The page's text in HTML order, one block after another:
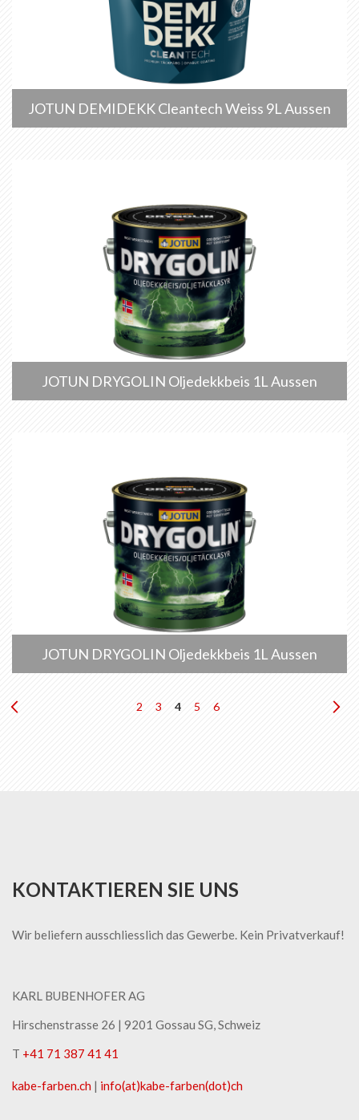
JOTUN DEMIDEKK Cleantech Weiss 9L Aussen
JOTUN DRYGOLIN Oljedekkbeis 1L Aussen
JOTUN DRYGOLIN Oljedekkbeis 1L Aussen
Seite
Seite
2 Seite
3
Sie
4 Seite
5 Seite
6
KONTAKTIEREN SIE UNS
Wir beliefern ausschliesslich das Gewerbe. Kein Privatverkauf!
KARL BUBENHOFER AG
Hirschenstrasse 26 | ​9201 Gossau SG, Schweiz
T +41 71 387 41 41
kabe-​farben.ch | info(at)kabe-​farben(dot)ch